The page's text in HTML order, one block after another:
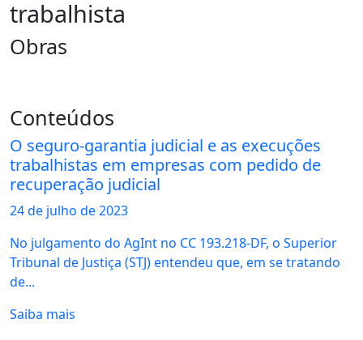
trabalhista
Obras
Conteúdos
O seguro-garantia judicial e as execuções
trabalhistas em empresas com pedido de
recuperação judicial
24 de julho de 2023
No julgamento do AgInt no CC 193.218-DF, o Superior
Tribunal de Justiça (STJ) entendeu que, em se tratando
de...
Saiba mais